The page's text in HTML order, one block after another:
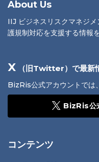
About Us
IIJ ビジネスリスクマネジ
護規制対応を支援する情報
X （旧Twitter）で最新
BizRis公式アカウントでは
BizRis公
コンテンツ